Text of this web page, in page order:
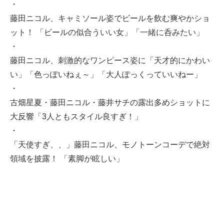
・
藤田ニコル、キャミソール姿でビールを飲む爽やかショ
ット！ 「ビールの似合ういい女」「一緒に呑みたい」
・
藤田ニコル、刺激的なワンピース姿に「天才的にかわい
い」「色っぽいねぇ～」「大人ぽっくっていいねー」
・
古畑星夏・藤田ニコル・藤井サチの露出多めショットに
大反響「3人ともスタイル良すぎ！」
・
「天使すぎ、、」藤田ニコル、モノトーンコーデで絶対
領域を披露！ 「素脚が眩しい」